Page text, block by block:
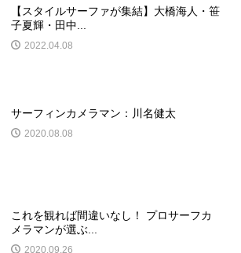
【スタイルサーファが集結】大橋海人・笹
子夏輝・田中...
2022.04.08
サーフィンカメラマン：川名健太
2020.08.08
これを観れば間違いなし！ プロサーフカ
メラマンが選ぶ...
2020.09.26